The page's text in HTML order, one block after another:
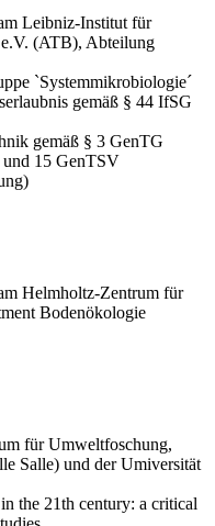
Leibniz-Institut für
(ATB), Abteilung
`Systemmikrobiologie´
gemäß § 44 IfSG
gemäß § 3 GenTG
und 15 GenTSV
Helmholtz-Zentrum für
Bodenökologie
für Umweltfoschung,
Salle) und der Umiversität
the 21th century: a critical